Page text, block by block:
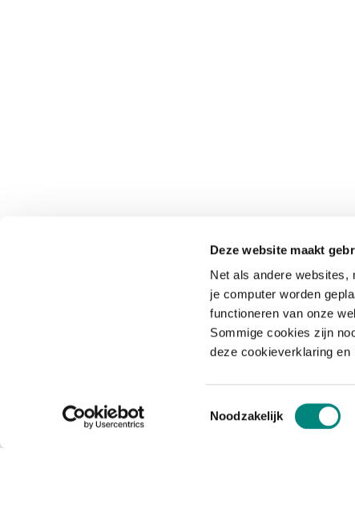
Deze website maakt
Net als andere websites,
je computer worden
functioneren van onze
Sommige cookies zijn
deze cookieverklaring en
Toestemmingsselectie
Noodzakelijk